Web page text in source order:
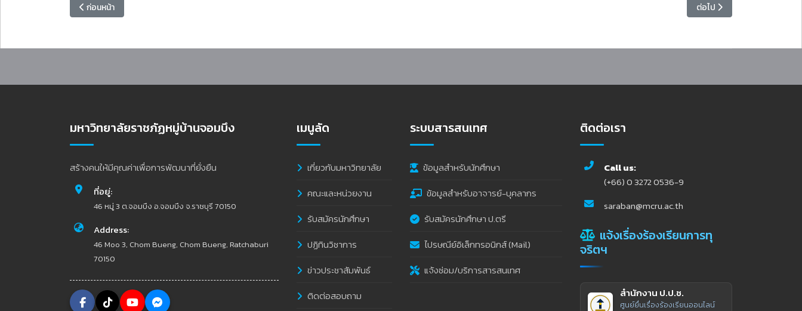
เนื้อหาก่อนหน้า: สำนักวิทยบริการฯ จัดอบรมเชิงปฏิบัติการ “AI เพื่อการวิเคราะห์ข้อมูลเชิงบริหารและงานสนับสนุนการศึกษา” รุ่นที่ 1 เสริมทักษะดิจิทัลบุคลากรสายสนับสนุน
ก่อนหน้า เนื้อหาถัดไป: ประชุมคณะกรร
ต่อไป
มหาวิทยาลัยราชภัฏหมู่บ้านจอมบึง
สร้างคนให้มีคุณค่าเพื่อการพัฒนาที่ยั่งยืน
ที่อยู่:
46 หมู่ 3 ต.จอมบึง อ.จอมบึง จ.ราชบุรี 70150
Address:
46 Moo 3, Chom Bueng, Chom Bueng, Ratchaburi
70150
เมนูลัด
เกี่ยวกับมหาวิทยาลัย
คณะและหน่วยงาน
รับสมัครนักศึกษา
ปฏิทินวิชาการ
ข่าวประชาสัมพันธ์
ติดต่อสอบถาม
ระบบสารสนเทศ
ข้อมูลสำหรับนักศึกษา
ข้อมูลสำหรับอาจารย์-บุคลากร
รับสมัครนักศึกษา ป.ตรี
ไปรษณีย์อิเล็กทรอนิกส์ (Mail)
แจ้งซ่อม/บริการสารสนเทศ
ติดต่อเรา
Call us:
(+66) 0 3272 0536-9
saraban@mcru.ac.th
แจ้งเรื่องร้องเรียนการทุ
จริตฯ
สำนักงาน ป.ป.ช.
ศูนย์ยื่นเรื่องร้องเรียนออนไลน์